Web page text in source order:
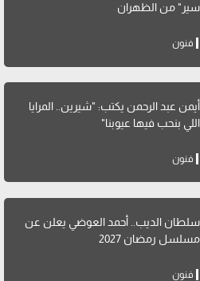
سير" من الظهران
فنون
أيمن عبد الرحمن يكتب: "شيرين.. المرايا
اللي بنحب فيها عيوبنا"
فنون
سلطان الديب.. أحمد العوضي يعلن عن
مسلسل رمضان 2027
فنون